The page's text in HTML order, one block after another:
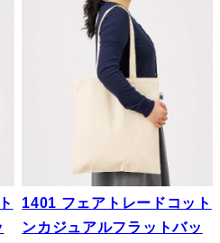
1401 フェアトレードコット
ンカジュアルフラットバッ